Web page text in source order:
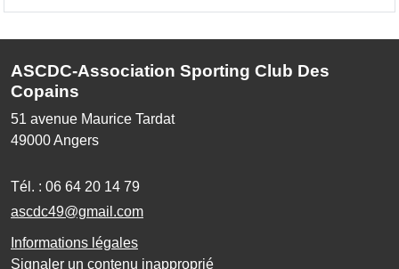
ASCDC-Association Sporting Club Des
Copains
51 avenue Maurice Tardat
49000Angers
Tél. : 06 64 20 14 79
ascdc49@gmail.com
Informations légales
Signaler un contenu inapproprié